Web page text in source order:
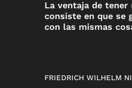
La ventaja de tener
consiste en que se
con las mismas
FRIEDRICH WILHELM